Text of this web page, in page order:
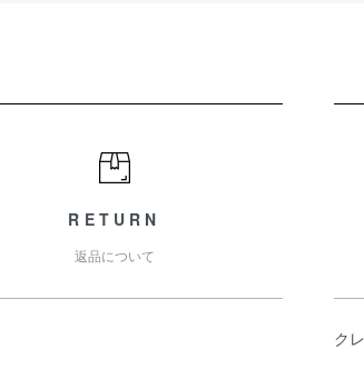
RETURN
返品について
ク